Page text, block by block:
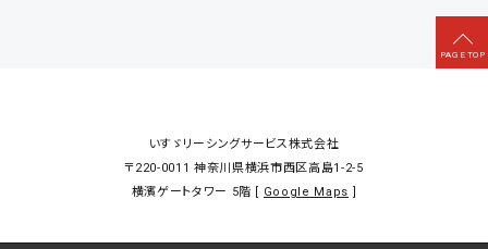
いすゞリーシングサービス株式会社
〒220-0011神奈川県横浜市西区高島1-2-5
横濱ゲートタワー 5階 [ Google Maps